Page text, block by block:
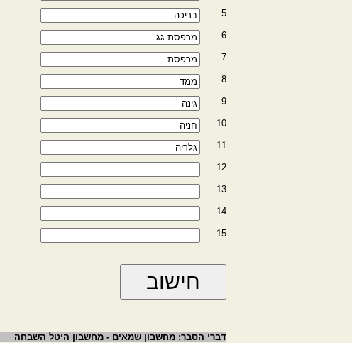
5
6
7
8
9
10
11
12
13
14
15
דברי הסבר: מחשבון שמאים - מחשבון היטל השבחה